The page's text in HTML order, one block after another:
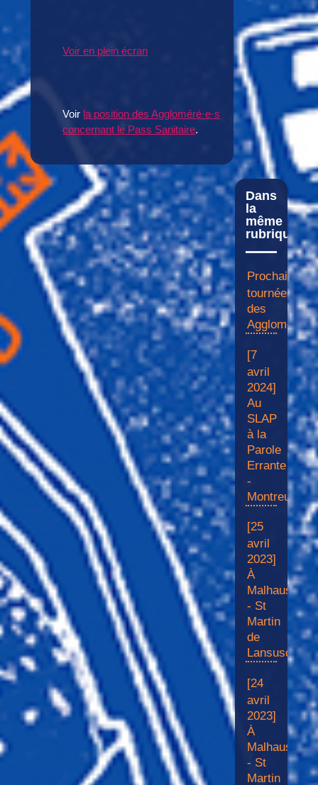
Voir en plein écran
Voir la position des Aggloméré·e·s
concernant le Pass Sanitaire.
Dans
la
même
rubrique
Prochaines
tournées
des
[7
avril
2024]
Au
SLAP
à la
Parole
Errante
-
Montreuil
[25
avril
2023]
À
Malhaussette
- St
Martin
de
Lansuscle
[24
avril
2023]
À
Malhaussette
- St
Martin